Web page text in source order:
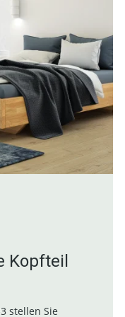
Kopfteil
stellen Sie